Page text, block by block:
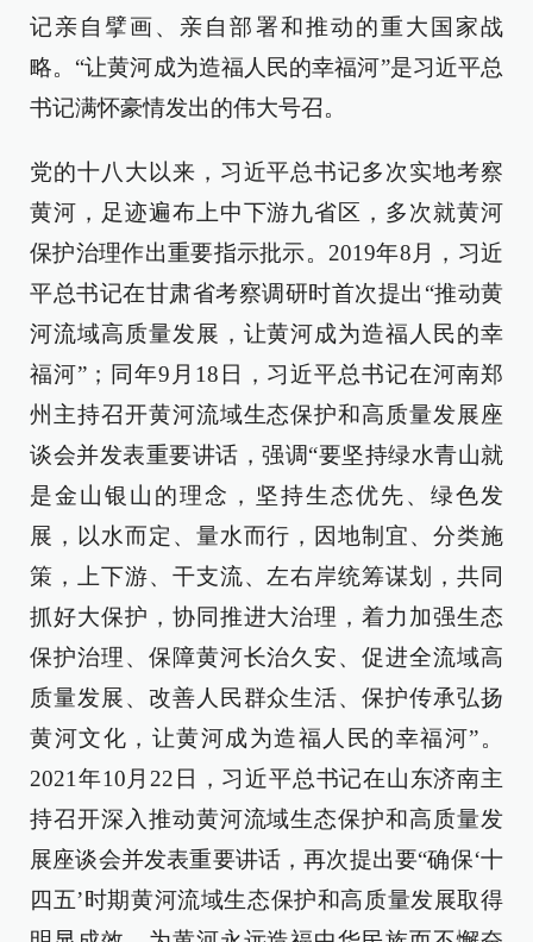
记亲自擘画、亲自部署和推动的重大国家战
略。“让黄河成为造福人民的幸福河”是习近平总
书记满怀豪情发出的伟大号召。
党的十八大以来，习近平总书记多次实地考察
黄河，足迹遍布上中下游九省区，多次就黄河
保护治理作出重要指示批示。2019年8月，习近
平总书记在甘肃省考察调研时首次提出“推动黄
河流域高质量发展，让黄河成为造福人民的幸
福河”；同年9月18日，习近平总书记在河南郑
州主持召开黄河流域生态保护和高质量发展座
谈会并发表重要讲话，强调“要坚持绿水青山就
是金山银山的理念，坚持生态优先、绿色发
展，以水而定、量水而行，因地制宜、分类施
策，上下游、干支流、左右岸统筹谋划，共同
抓好大保护，协同推进大治理，着力加强生态
保护治理、保障黄河长治久安、促进全流域高
质量发展、改善人民群众生活、保护传承弘扬
黄河文化，让黄河成为造福人民的幸福河”。
2021年10月22日，习近平总书记在山东济南主
持召开深入推动黄河流域生态保护和高质量发
展座谈会并发表重要讲话，再次提出要“确保‘十
四五’时期黄河流域生态保护和高质量发展取得